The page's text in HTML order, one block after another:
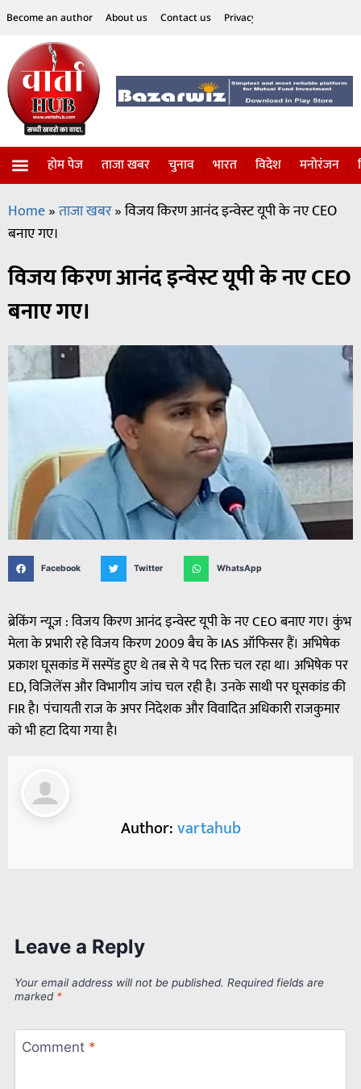
Become an author About us Contact us Privacy Policy
होम पेज ताजा खबर चुनाव भारत विदेश मनोरंजन
Home»ताजा खबर»विजय किरण आनंद इन्वेस्ट यूपी के नए CEO
बनाए गए।
विजय किरण आनंद इन्वेस्ट यूपी के नए CEO
बनाए गए।
Facebook Twitter WhatsApp
ब्रेकिंग न्यूज़ : विजय किरण आनंद इन्वेस्ट यूपी के नए CEO बनाए गए। कुंभ
मेला के प्रभारी रहे विजय किरण 2009 बैच के IAS ऑफिसर हैं। अभिषेक
प्रकाश घूसकांड में सस्पेंड हुए थे तब से ये पद रिक्त चल रहा था। अभिषेक पर
ED, विजिलेंस और विभागीय जांच चल रही है। उनके साथी पर घूसकांड की
FIR है। पंचायती राज के अपर निदेशक और विवादित अधिकारी राजकुमार
को भी हटा दिया गया है।
Author:vartahub
Leave a Reply
Your email address will not be published. Required fields are
marked *
Comment *